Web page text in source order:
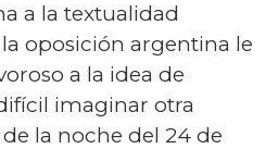
a la textualidad
oposición argentina le
a la idea de
imaginar otra
la noche del 24 de